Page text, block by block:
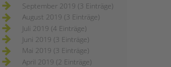
September 2019 (3 Einträge)
August 2019 (3 Einträge)
Juli 2019 (4 Einträge)
Juni 2019 (3 Einträge)
Mai 2019 (3 Einträge)
April 2019 (2 Einträge)